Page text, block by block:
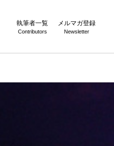
執筆者一覧
Contributors
メルマガ登録
Newsletter